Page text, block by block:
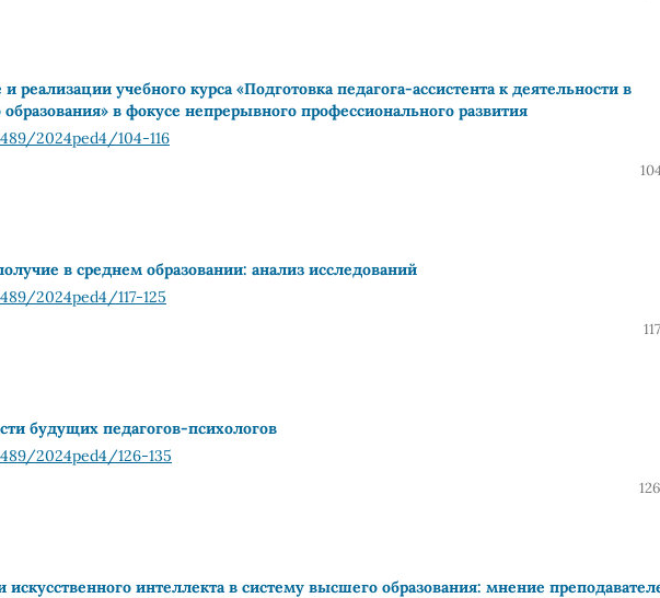
реализации учебного курса «Подготовка педагога-ассистента к деятельности в
в фокусе непрерывного профессионального развития
2024ped4/104-116
в среднем образовании: анализ исследований
2024ped4/117-125
будущих педагогов-психологов
2024ped4/126-135
искусственного интеллекта в систему высшего образования: мнение